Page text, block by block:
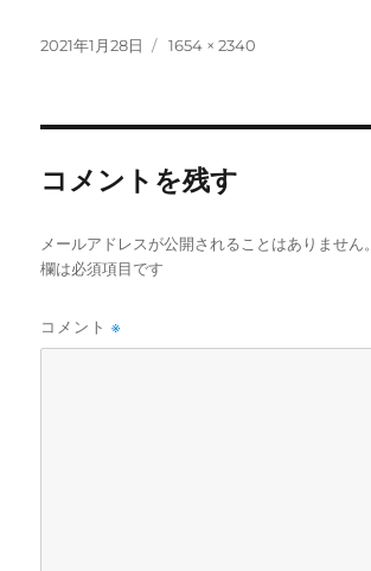
投
2021年1月28日
フ
1654 × 2340
コメントを残す
メールアドレスが公開されることはありません。
欄は必須項目です
コメント※